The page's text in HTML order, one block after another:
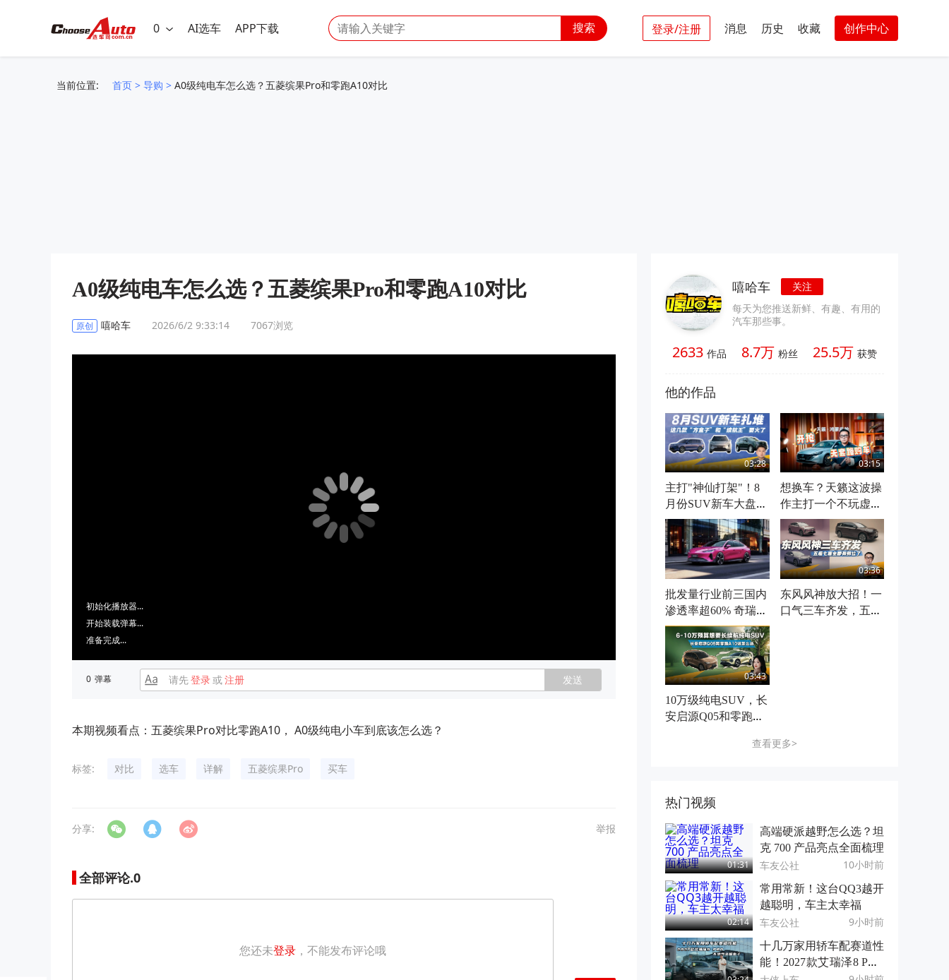
0 AI选车 APP下载 搜索 登录/注册 消息 历史 收藏 创作中心
当前位置: 首页 > 导购 > A0级纯电车怎么选？五菱缤果Pro和零跑A10对比
A0级纯电车怎么选？五菱缤果Pro和零跑A10对比
原创 嘻哈车 2026/6/2 9:33:14 7067浏览
初始化播放器...
开始装载弹幕...
准备完成...
0 弹幕 请先登录或注册 发送
本期视频看点：五菱缤果Pro对比零跑A10， A0级纯电小车到底该怎么选？
标签: 对比 选车 详解 五菱缤果Pro 买车
分享: 举报
全部评论.0
您还未登录 ，不能发布评论哦
嘻哈车
关注
每天为您推送新鲜、有趣、有用的
汽车那些事。
2633 作品 8.7万 粉丝 25.5万 获赞
他的作品
03:28
主打"神仙打架"！8
月份SUV新车大盘
点，等等党又赢了
03:15
想换车？天籁这波操
作主打一个不玩虚
的，值不值得现在入
手
批发量行业前三国内
渗透率超60% 奇瑞集
团7月新能源销售12.
9万辆
03:36
东风风神放大招！一
口气三车齐发，五座
03:43
10万级纯电SUV，长
安启源Q05和零跑A1
查看更多>
热门视频
01:31
高端硬派越野怎么选？坦
克 700 产品亮点全面梳理
车友公社 10小时前
02:14
常用常新！这台QQ3越开
越聪明，车主太幸福
车友公社 9小时前
十几万家用轿车配赛道性
能！2027款艾瑞泽8 PRO